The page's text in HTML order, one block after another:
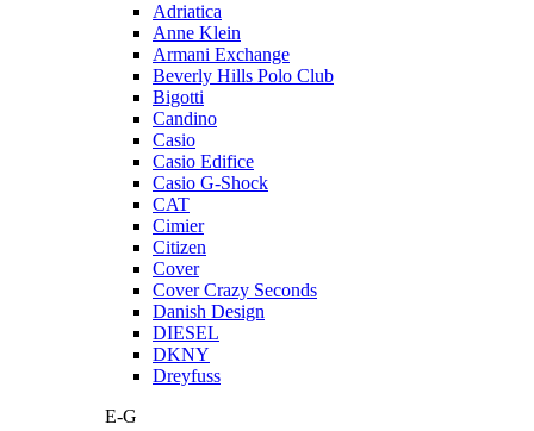
Adriatica
Anne Klein
Armani Exchange
Beverly Hills Polo Club
Bigotti
Candino
Casio
Casio Edifice
Casio G-Shock
CAT
Cimier
Citizen
Cover
Cover Crazy Seconds
Danish Design
DIESEL
DKNY
Dreyfuss
E-G